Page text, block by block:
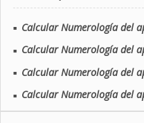
■ Calcular Numerología del
■ Calcular Numerología del
■ Calcular Numerología del
■ Calcular Numerología del